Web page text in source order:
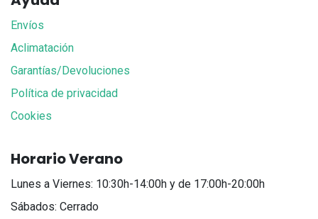
Envíos
Aclimatación
Garantías/Devoluciones
Política de privacidad
Cookies
Horario Verano
Lunes a Viernes: 10:30h-14:00h y de 17:00h-20:00h
Sábados: Cerrado